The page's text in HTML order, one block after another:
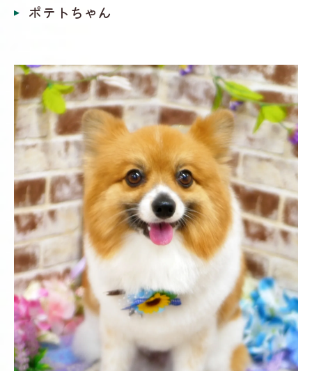
ポテトちゃん